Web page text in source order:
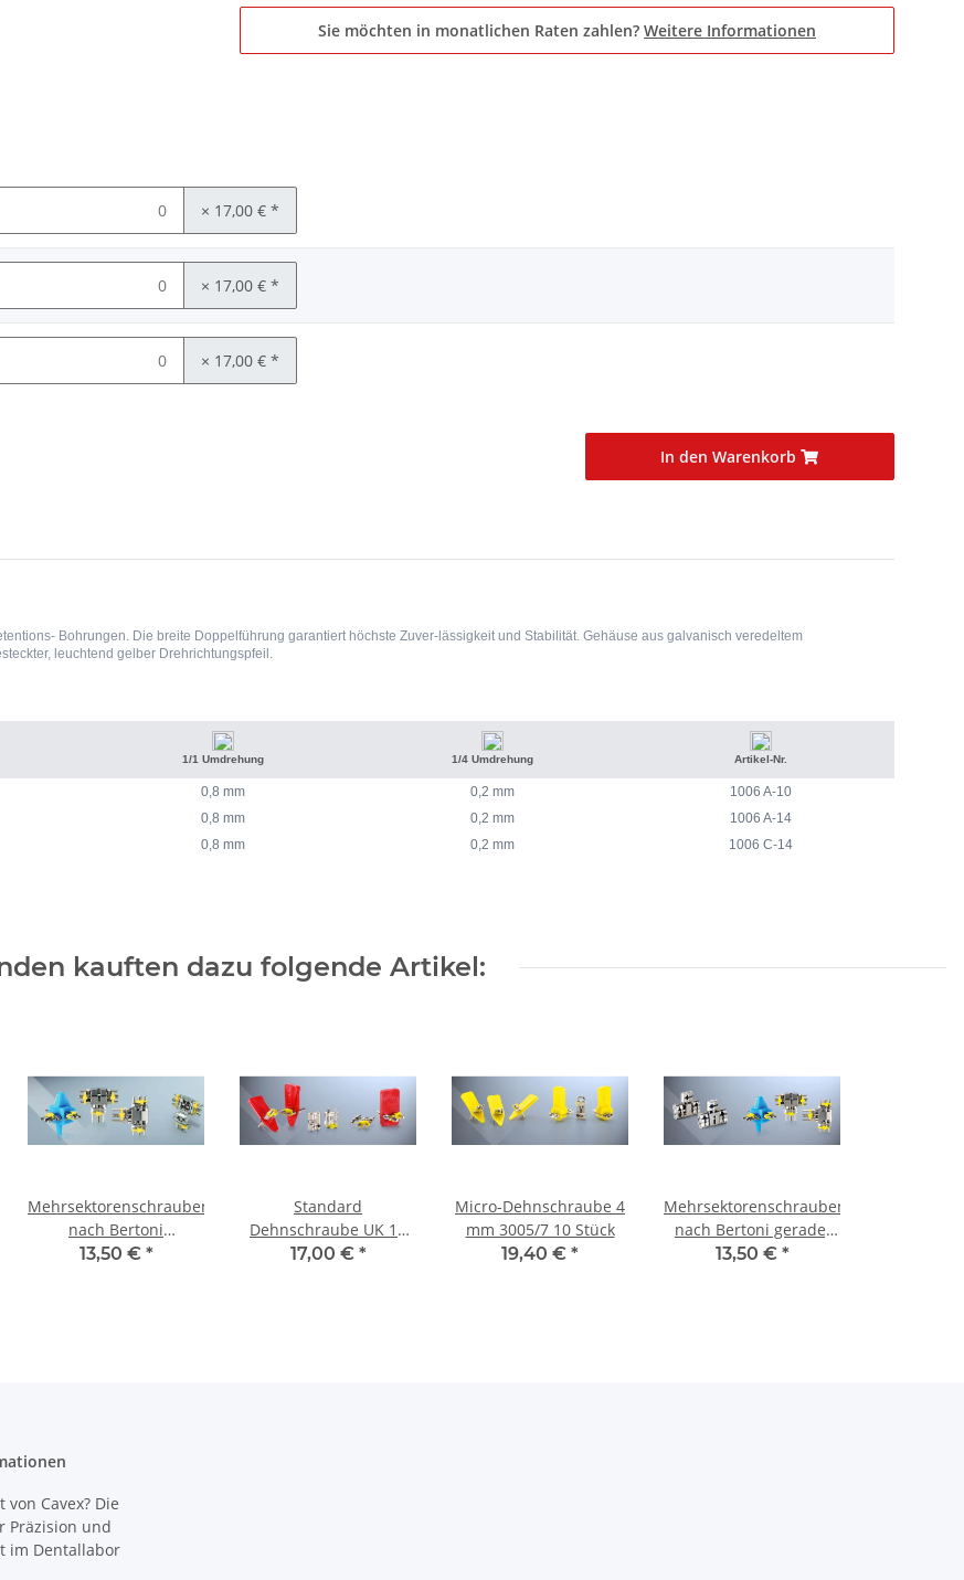
Sie möchten in monatlichen Raten zahlen? Weitere Informationen
× 17,00 € *
× 17,00 € *
× 17,00 € *
In den Warenkorb
Bohrungen. Die breite Doppelführung garantiert höchste Zuver-lässigkeit und Stabilität. Gehäuse aus galvanisch veredeltem
leuchtend gelber Drehrichtungspfeil.
1/1 Umdrehung 1/4 Umdrehung Artikel-Nr.
0,8 mm 0,2 mm
1006 A-10
0,8 mm 0,2 mm
1006 A-14
0,8 mm 0,2 mm 1006 C-14
kauften dazu folgende Artikel:
Mehrsektorenschrauben
nach Bertoni
abgewinkelt Front 5
13,50 € *
Standard
Dehnschraube UK 10
Stück 1006 B-12 6 mm
17,00 € *
Micro-Dehnschraube 4
mm 3005/7 10 Stück
19,40 € *
Mehrsektorenschrauben
nach Bertoni gerade,
Front 4,5 mm
13,50 € *
Cavex? Die
Präzision und
im Dentallabor